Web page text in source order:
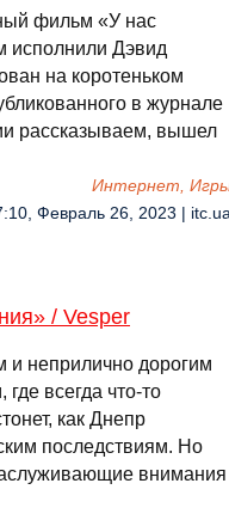
фильм «У нас
исполнили Дэвид
на коротеньком
в журнале
рассказываем, вышел
Интернет,
Февраль 26, 2023 |
/ Vesper
и неприлично дорогим
всегда что-то
как Днепр
последствиям. Но
внимания